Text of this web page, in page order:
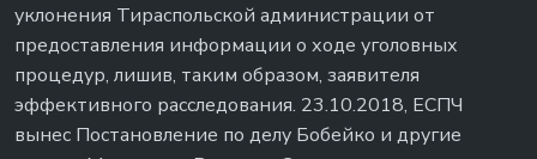
уклонения Тираспольской администрации от
предоставления информации о ходе уголовных
процедур, лишив, таким образом, заявителя
эффективного расследования. 23.10.2018, ЕСПЧ
вынес Постановление по делу Бобейко и другие